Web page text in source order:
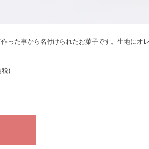
った事から名付けられたお菓子です。生地にオ
税)